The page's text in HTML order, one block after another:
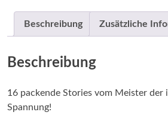
Beschreibung Zusätzliche
Beschreibung
16 packende Stories vom Meister
Spannung!